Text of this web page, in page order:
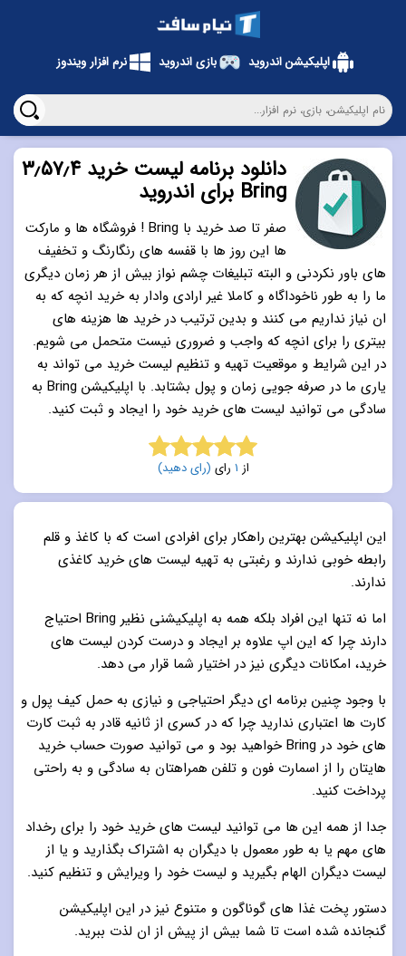
دانلود برنامه لیست خرید ۳٫۵۷٫۴
Bring برای اندروید
صفر تا صد خرید با Bring ! فروشگاه ها و مارکت
ها این روز ها با قفسه های رنگارنگ و تخفیف
های باور نکردنی و البته تبلیغات چشم نواز بیش از هر زمان دیگری
ما را به طور ناخوداگاه و کاملا غیر ارادی وادار به خرید انچه که به
ان نیاز نداریم می کنند و بدین ترتیب در خرید ها هزینه های
بیتری را برای انچه که واجب و ضروری نیست متحمل می شویم.
در این شرایط و موقعیت تهیه و تنظیم لیست خرید می تواند به
یاری ما در صرفه جویی زمان و پول بشتابد. با اپلیکیشن Bring به
سادگی می توانید لیست های خرید خود را ایجاد و ثبت کنید.
5.0 از 5 از 1 رای (رای دهید)
این اپلیکیشن بهترین راهکار برای افرادی است که با کاغذ و قلم
رابطه خوبی ندارند و رغبتی به تهیه لیست های خرید کاغذی
ندارند.
اما نه تنها این افراد بلکه همه به اپلیکیشنی نظیر Bring احتیاج
دارند چرا که این اپ علاوه بر ایجاد و درست کردن لیست های
خرید، امکانات دیگری نیز در اختیار شما قرار می دهد.
با وجود چنین برنامه ای دیگر احتیاجی و نیازی به حمل کیف پول و
کارت ها اعتباری ندارید چرا که در کسری از ثانیه قادر به ثبت کارت
های خود در Bring خواهید بود و می توانید صورت حساب خرید
هایتان را از اسمارت فون و تلفن همراهتان به سادگی و به راحتی
پرداخت کنید.
جدا از همه این ها می توانید لیست های خرید خود را برای رخداد
های مهم یا به طور معمول با دیگران به اشتراک بگذارید و یا از
لیست دیگران الهام بگیرید و لیست خود را ویرایش و تنظیم کنید.
دستور پخت غذا های گوناگون و متنوع نیز در این اپلیکیشن
گنجانده شده است تا شما بیش از پیش از ان لذت ببرید.
اپلیکیشن اندروید بازی اندروید نرم افزار ویندوز